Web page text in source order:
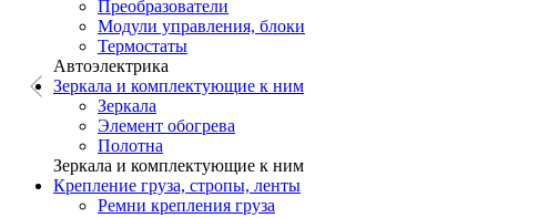
Преобразователи
Модули управления, блоки
Термостаты
Автоэлектрика
Зеркала и комплектующие к ним
Зеркала
Элемент обогрева
Полотна
Зеркала и комплектующие к ним
Крепление груза, стропы, ленты
Ремни крепления груза